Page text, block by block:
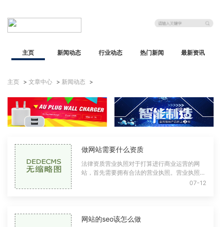
主页 新闻动态 行业动态 热门新闻 最新资讯
主页 > 文章中心 > 新闻动态 >
做网站需要什么资质
法律资质营业执照对于打算进行商业运营的网
站，首先需要拥有合法的营业执照。营业执照是
企业合法存在的证明，是进行商业活动的基本资
07-12
网站的seo该怎么做